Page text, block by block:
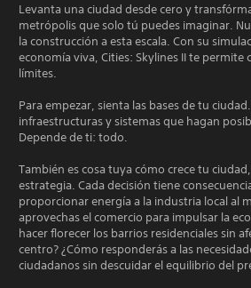
Levanta una ciudad desde cero y
metrópolis que solo tú puedes imaginar.
la construcción a esta escala. Con su
economía viva, Cities: Skylines II te
límites.
Para empezar, sienta las bases de tu
infraestructuras y sistemas que hagan
Depende de ti: todo.
También es cosa tuya cómo crece tu
estrategia. Cada decisión tiene
proporcionar energía a la industria local al
aprovechas el comercio para impulsar la
hacer florecer los barrios residenciales sin
centro? ¿Cómo responderás a las
ciudadanos sin descuidar el equilibrio del